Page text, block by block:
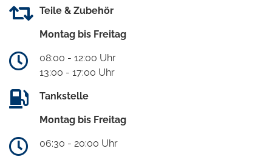
Teile & Zubehör
Montag bis Freitag
08:00 - 12:00 Uhr
13:00 - 17:00 Uhr
Tankstelle
Montag bis Freitag
06:30 - 20:00 Uhr